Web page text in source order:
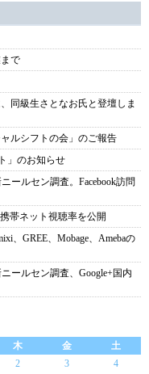
で
同級生さとなお氏と登壇しま
ルシフトの会」のご報告
」のお知らせ
ールセン調査。Facebook訪問
携帯ネット視聴率を公開
、GREE、Mobage、Amebaの
ニールセン調査、Google+国内
木 金
土
2 3
4